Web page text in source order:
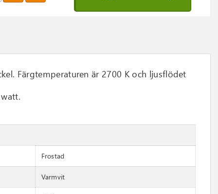
Färgtemperaturen är 2700 K och ljusflödet
Frostad
Varmvit